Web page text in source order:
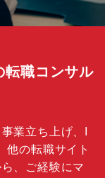
転職コンサル
業立ち上げ、I
他の転職サイト
ら、ご経験にマ